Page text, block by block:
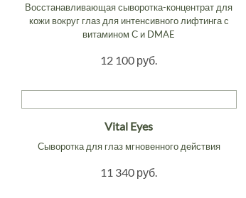
Восстанавливающая сыворотка-концентрат для
кожи вокруг глаз для интенсивного лифтинга с
витамином С и DMAE
12 100 руб.
Vital Eyes
Сыворотка для глаз мгновенного действия
11 340 руб.